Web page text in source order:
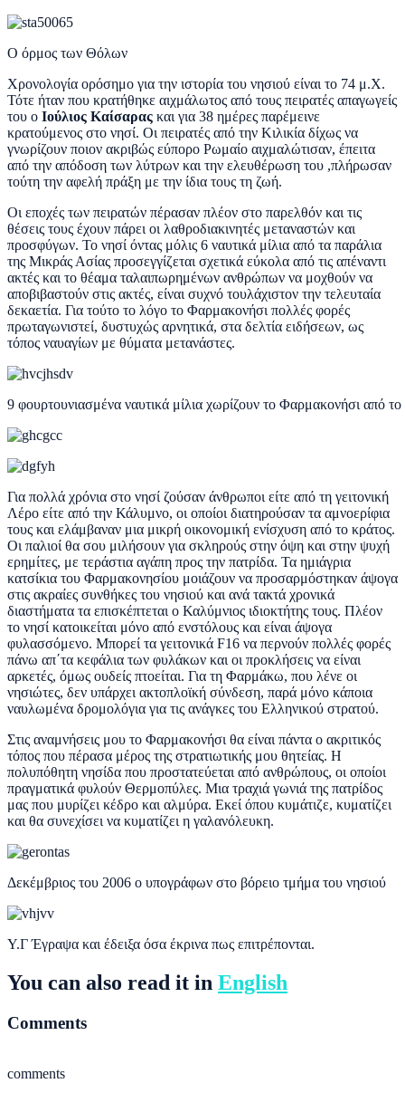
Ο όρμος των Θόλων
Χρονολογία ορόσημο για την ιστορία του νησιού είναι το 74 μ.Χ.
Τότε ήταν που κρατήθηκε αιχμάλωτος από τους πειρατές απαγωγείς
του ο Ιούλιος Καίσαρας και για 38 ημέρες παρέμεινε
κρατούμενος στο νησί. Οι πειρατές από την Κιλικία δίχως να
γνωρίζουν ποιον ακριβώς εύπορο Ρωμαίο αιχμαλώτισαν, έπειτα
από την απόδοση των λύτρων και την ελευθέρωση του ,πλήρωσαν
τούτη την αφελή πράξη με την ίδια τους τη ζωή.
Οι εποχές των πειρατών πέρασαν πλέον στο παρελθόν και τις
θέσεις τους έχουν πάρει οι λαθροδιακινητές μεταναστών και
προσφύγων. Το νησί όντας μόλις 6 ναυτικά μίλια από τα παράλια
της Μικράς Ασίας προσεγγίζεται σχετικά εύκολα από τις απέναντι
ακτές και το θέαμα ταλαιπωρημένων ανθρώπων να μοχθούν να
αποβιβαστούν στις ακτές, είναι συχνό τουλάχιστον την τελευταία
δεκαετία. Για τούτο το λόγο το Φαρμακονήσι πολλές φορές
πρωταγωνιστεί, δυστυχώς αρνητικά, στα δελτία ειδήσεων, ως
τόπος ναυαγίων με θύματα μετανάστες.
9 φουρτουνιασμένα ναυτικά μίλια χωρίζουν το Φαρμακονήσι από το
Για πολλά χρόνια στο νησί ζούσαν άνθρωποι είτε από τη γειτονική
Λέρο είτε από την Κάλυμνο, οι οποίοι διατηρούσαν τα αμνοερίφια
τους και ελάμβαναν μια μικρή οικονομική ενίσχυση από το κράτος.
Οι παλιοί θα σου μιλήσουν για σκληρούς στην όψη και στην ψυχή
ερημίτες, με τεράστια αγάπη προς την πατρίδα. Τα ημιάγρια
κατσίκια του Φαρμακονησίου μοιάζουν να προσαρμόστηκαν άψογα
στις ακραίες συνθήκες του νησιού και ανά τακτά χρονικά
διαστήματα τα επισκέπτεται ο Καλύμνιος ιδιοκτήτης τους. Πλέον
το νησί κατοικείται μόνο από ενστόλους και είναι άψογα
φυλασσόμενο. Μπορεί τα γειτονικά F16 να περνούν πολλές φορές
πάνω απ΄τα κεφάλια των φυλάκων και οι προκλήσεις να είναι
αρκετές, όμως ουδείς πτοείται. Για τη Φαρμάκω, που λένε οι
νησιώτες, δεν υπάρχει ακτοπλοϊκή σύνδεση, παρά μόνο κάποια
ναυλωμένα δρομολόγια για τις ανάγκες του Ελληνικού στρατού.
Στις αναμνήσεις μου το Φαρμακονήσι θα είναι πάντα ο ακριτικός
τόπος που πέρασα μέρος της στρατιωτικής μου θητείας. Η
πολυπόθητη νησίδα που προστατεύεται από ανθρώπους, οι οποίοι
πραγματικά φυλούν Θερμοπύλες. Μια τραχιά γωνιά της πατρίδος
μας που μυρίζει κέδρο και αλμύρα. Εκεί όπου κυμάτιζε, κυματίζει
και θα συνεχίσει να κυματίζει η γαλανόλευκη.
Δεκέμβριος του 2006 ο υπογράφων στο βόρειο τμήμα του νησιού
Υ.Γ Έγραψα και έδειξα όσα έκρινα πως επιτρέπονται.
You can also read it in English
Comments
comments